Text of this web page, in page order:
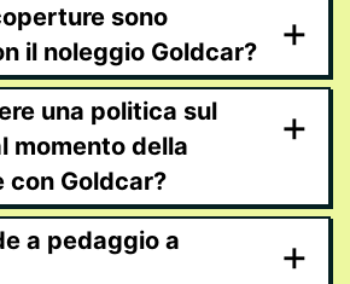
sono
il noleggio Goldcar?
+
una politica sul
momento della
con Goldcar?
+
a pedaggio a
+